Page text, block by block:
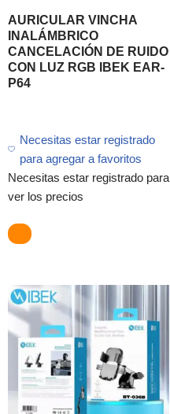
AURICULAR VINCHA
INALÁMBRICO
CANCELACIÓN DE RUIDO
CON LUZ RGB IBEK EAR-
P64
Necesitas estar registrado
para agregar a favoritos
Necesitas estar registrado para
ver los precios